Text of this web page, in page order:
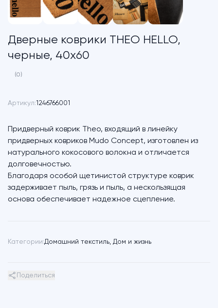
Дверные коврики THEO HELLO,
черные, 40х60
(0)
Артикул:1246766001
Придверный коврик Theo, входящий в линейку
придверных ковриков Mudo Concept, изготовлен из
натурального кокосового волокна и отличается
долговечностью.
Благодаря особой щетинистой структуре коврик
задерживает пыль, грязь и пыль, а нескользящая
основа обеспечивает надежное сцепление.
Категории:Домашний текстиль, Дом и жизнь
Поделиться